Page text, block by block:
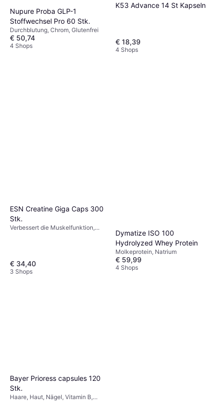
Nupure Proba GLP-1
Stoffwechsel Pro 60 Stk.
Durchblutung, Chrom, Glutenfrei
€ 50,74
4 Shops
K53 Advance 14 St Kapseln
€ 18,39
4 Shops
ESN Creatine Giga Caps 300
Stk.
Verbessert die Muskelfunktion,
€ 34,40
3 Shops
Dymatize ISO 100
Hydrolyzed Whey Protein
Molkeprotein, Natrium
€ 59,99
4 Shops
Bayer Prioress capsules 120
Stk.
Haare, Haut, Nägel, Vitamin B,